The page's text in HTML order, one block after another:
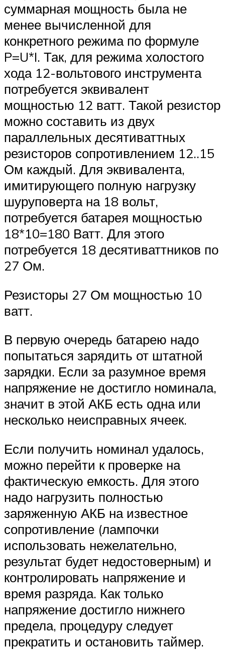
суммарная мощность была не
менее вычисленной для
конкретного режима по формуле
P=U*I. Так, для режима холостого
хода 12-вольтового инструмента
потребуется эквивалент
мощностью 12 ватт. Такой резистор
можно составить из двух
параллельных десятиваттных
резисторов сопротивлением 12..15
Ом каждый. Для эквивалента,
имитирующего полную нагрузку
шуруповерта на 18 вольт,
потребуется батарея мощностью
18*10=180 Ватт. Для этого
потребуется 18 десятиваттников по
27 Ом.
Резисторы 27 Ом мощностью 10
ватт.
В первую очередь батарею надо
попытаться зарядить от штатной
зарядки. Если за разумное время
напряжение не достигло номинала,
значит в этой АКБ есть одна или
несколько неисправных ячеек.
Если получить номинал удалось,
можно перейти к проверке на
фактическую емкость. Для этого
надо нагрузить полностью
заряженную АКБ на известное
сопротивление (лампочки
использовать нежелательно,
результат будет недостоверным) и
контролировать напряжение и
время разряда. Как только
напряжение достигло нижнего
предела, процедуру следует
прекратить и остановить таймер.